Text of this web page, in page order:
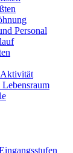
Personal